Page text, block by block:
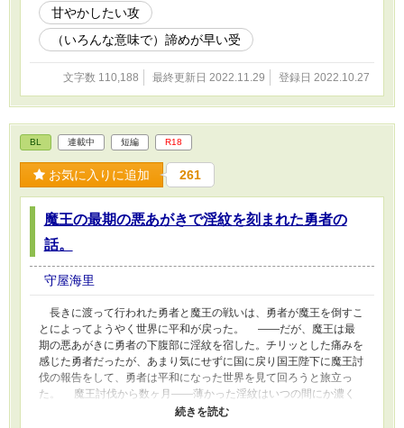
甘やかしたい攻
（いろんな意味で）諦めが早い受
文字数 110,188 最終更新日 2022.11.29 登録日 2022.10.27
BL 連載中 短編 R18
お気に入りに追加 261
魔王の最期の悪あがきで淫紋を刻まれた勇者の
話。
守屋海里
長きに渡って行われた勇者と魔王の戦いは、勇者が魔王を倒すこ
とによってようやく世界に平和が戻った。 ――だが、魔王は最
期の悪あがきに勇者の下腹部に淫紋を宿した。チリッとした痛みを
感じた勇者だったが、あまり気にせずに国に戻り国王陛下に魔王討
伐の報告をして、勇者は平和になった世界を見て回ろうと旅立っ
た。 魔王討伐から数ヶ月――薄かった淫紋はいつの間にか濃く
なり、とある村の森の奥で暮らしている勇者――アルトは、下腹部